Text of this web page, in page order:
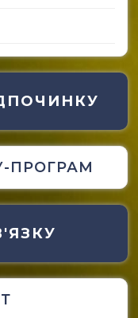
ПРОГРАМ